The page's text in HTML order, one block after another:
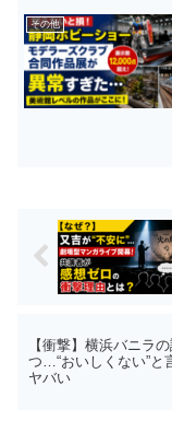
その他
【衝撃】横浜バニラ
つ…“おいしくない”と
ヤバい